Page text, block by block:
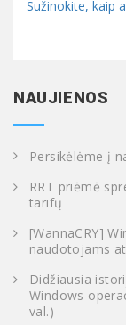
Sužinokite, kaip
NAUJIENOS
Persikėlėme į
RRT priėmė
tarifų
[WannaCRY]
naudotojams
Didžiausia
Windows
val.)